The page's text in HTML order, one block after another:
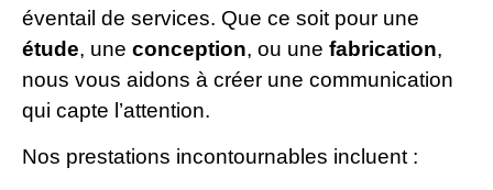
éventail de services. Que ce soit pour une
étude, une conception, ou une fabrication,
nous vous aidons à créer une communication
qui capte l’attention.
Nos prestations incontournables incluent :